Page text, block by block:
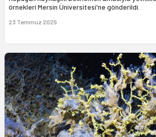
örnekleri Mersin Üniversitesi'ne gönderildi.
23 Temmuz 2025